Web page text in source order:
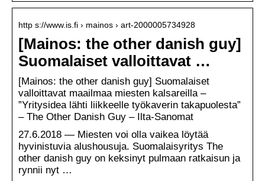
http s://www.is.fi › mainos › art-2000005734928
[Mainos: the other danish guy]
Suomalaiset valloittavat …
[Mainos: the other danish guy] Suomalaiset
valloittavat maailmaa miesten kalsareilla –
”Yritysidea lähti liikkeelle työkaverin takapuolesta”
– The Other Danish Guy – Ilta-Sanomat
27.6.2018 — Miesten voi olla vaikea löytää
hyvinistuvia alushousuja. Suomalaisyritys The
other danish guy on keksinyt pulmaan ratkaisun ja
rynnii nyt …